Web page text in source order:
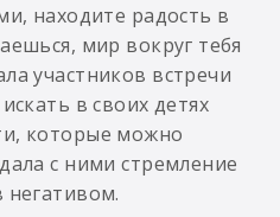
находите радость в
мир вокруг тебя
участников встречи
в своих детях
которые можно
с ними стремление
негативом.